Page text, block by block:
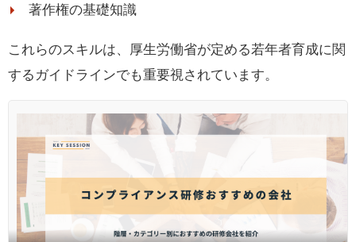
著作権の基礎知識
これらのスキルは、厚生労働省が定める若年者育成に関
するガイドラインでも重要視されています。